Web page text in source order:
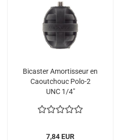
Bicaster Amortisseur en
Caoutchouc Polo-2
UNC 1/4"
7,84 EUR